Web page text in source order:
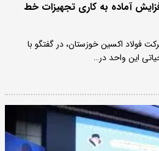
آماده به کاری تجهیزات خط
فولاد اکسین خوزستان، در گفتگو با
این واحد در…